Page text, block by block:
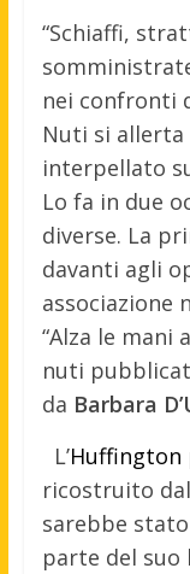
“Schiaffi,
nei confronti
Nuti si allerta
interpellato
Lo fa in due
diverse. La
davanti agli
associazione
“Alza le mani
nuti
da Barbara
L’Huffington
ricostruito
sarebbe
parte del suo